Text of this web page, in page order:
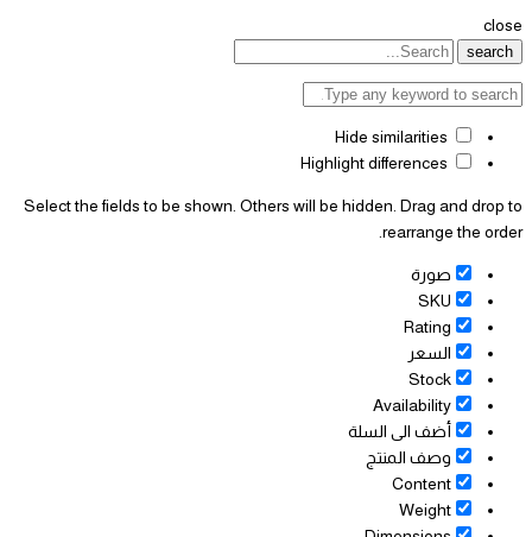
close
search
Select the fields to be shown. Others will be hidden. Drag and drop to
rearrange the order.
صورة
SKU
Rating
السعر
Stock
Availability
أضف الى السلة
وصف المنتج
Content
Weight